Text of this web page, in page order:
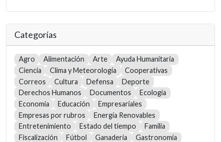
Categorías
Agro Alimentación Arte
Ayuda Humanitaria
Ciencia
Clima y Meteorología
Cooperativas
Correos
Cultura Defensa
Deporte
Derechos Humanos
Documentos
Ecología
Economía
Educación
Empresariales
Empresas por rubros
Energía Renovables
Entretenimiento
Estado del tiempo
Familia
Fiscalización
Fútbol Ganadería
Gastronomía